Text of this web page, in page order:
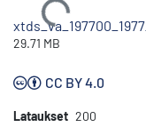
Ladataan...
29.71 MB
CC BY 4.0
Lataukset 200